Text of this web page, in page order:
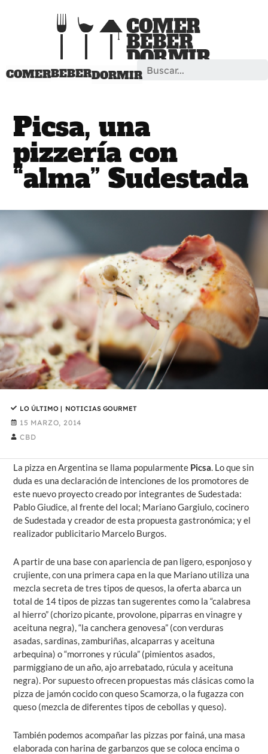
COMERBEBERDORMIR
Search
Picsa, una
pizzería con
“alma” Sudestada
LO ÚLTIMO| NOTICIAS GOURMET
15 MARZO, 2014
CBD
La pizza en Argentina se llama popularmente Picsa. Lo que sin
duda es una declaración de intenciones de los promotores de
este nuevo proyecto creado por integrantes de Sudestada:
Pablo Giudice, al frente del local; Mariano Gargiulo, cocinero
de Sudestada y creador de esta propuesta gastronómica; y el
realizador publicitario Marcelo Burgos.
A partir de una base con apariencia de pan ligero, esponjoso y
crujiente, con una primera capa en la que Mariano utiliza una
mezcla secreta de tres tipos de quesos, la oferta abarca un
total de 14 tipos de pizzas tan sugerentes como la “calabresa
al hierro” (chorizo picante, provolone, piparras en vinagre y
aceituna negra), “la canchera genovesa” (con verduras
asadas, sardinas, zamburiñas, alcaparras y aceituna
arbequina) o “morrones y rúcula” (pimientos asados,
parmiggiano de un año, ajo arrebatado, rúcula y aceituna
negra). Por supuesto ofrecen propuestas más clásicas como la
pizza de jamón cocido con queso Scamorza, o la fugazza con
queso (mezcla de diferentes tipos de cebollas y queso).
También podemos acompañar las pizzas por fainá, una masa
elaborada con harina de garbanzos que se coloca encima o